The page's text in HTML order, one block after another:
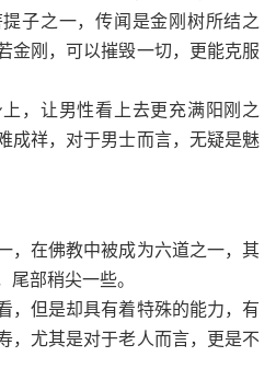
子之一，传闻是金刚树所结之
金刚，可以摧毁一切，更能克服
，让男性看上去更充满阳刚之
成祥，对于男士而言，无疑是魅
，在佛教中被成为六道之一，其
部稍尖一些。
，但是却具有着特殊的能力，有
，尤其是对于老人而言，更是不